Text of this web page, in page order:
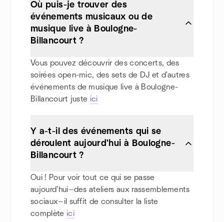
Où puis-je trouver des
événements musicaux ou de
musique live à Boulogne-
Billancourt ?
Vous pouvez découvrir des concerts, des
soirées open-mic, des sets de DJ et d'autres
événements de musique live à Boulogne-
Billancourt juste ici
Y a-t-il des événements qui se
déroulent aujourd'hui à Boulogne-
Billancourt ?
Oui ! Pour voir tout ce qui se passe
aujourd'hui—des ateliers aux rassemblements
sociaux—il suffit de consulter la liste
complète ici